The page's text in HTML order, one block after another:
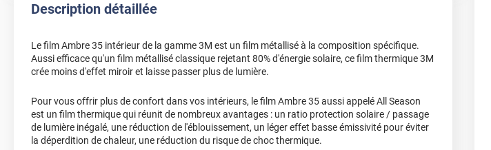
Description détaillée
Le film Ambre 35 intérieur de la gamme 3M est un film métallisé à la composition spécifique.
Aussi efficace qu'un film métallisé classique rejetant 80% d'énergie solaire, ce film thermique 3M
crée moins d'effet miroir et laisse passer plus de lumière.
Pour vous offrir plus de confort dans vos intérieurs, le film Ambre 35 aussi appelé All Season
est un film thermique qui réunit de nombreux avantages : un ratio protection solaire / passage
de lumière inégalé, une réduction de l'éblouissement, un léger effet basse émissivité pour éviter
la déperdition de chaleur, une réduction du risque de choc thermique.